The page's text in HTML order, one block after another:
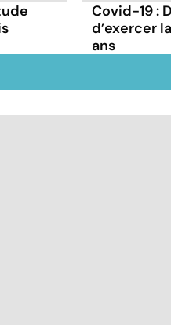
Covid-19 :
d’exercer
ans